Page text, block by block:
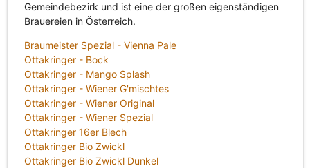
Gemeindebezirk und ist eine der großen eigenständigen
Brauereien in Österreich.
Braumeister Spezial - Vienna Pale
Ottakringer - Bock
Ottakringer - Mango Splash
Ottakringer - Wiener G'mischtes
Ottakringer - Wiener Original
Ottakringer - Wiener Spezial
Ottakringer 16er Blech
Ottakringer Bio Zwickl
Ottakringer Bio Zwickl Dunkel